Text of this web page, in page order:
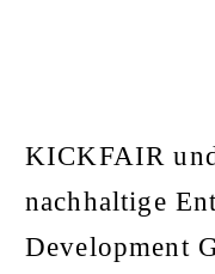
KICKFAIR
nachhaltige
Development